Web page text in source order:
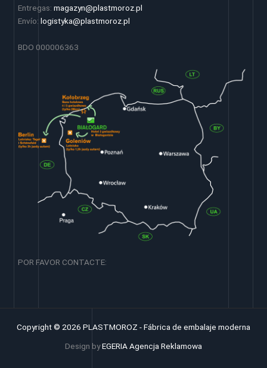
Entregas: magazyn@plastmoroz.pl
Envío: logistyka@plastmoroz.pl
BDO 000006363
POR FAVOR CONTACTE:
Copyright © 2026 PLASTMOROZ - Fábrica de embalaje moderna
Design byEGERIA Agencja Reklamowa